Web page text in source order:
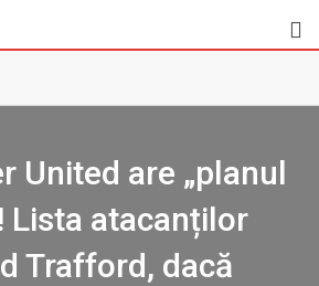
United are „planul
Lista atacanților
Trafford, dacă